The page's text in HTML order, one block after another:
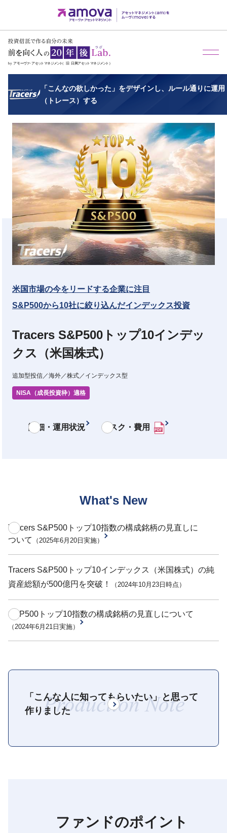
「こんなの欲しかった」をデザインし、ルール通りに運用
（トレース）する
米国市場の今をリードする企業に注目
S&P500から10社に絞り込んだインデックス投資
Tracers S&P500トップ10インデッ
クス（米国株式）
追加型投信／海外／株式／インデックス型
NISA（成長投資枠）適格
詳細・運用状況 リスク・費用
What's New
Tracers S&P500トップ10指数の構成銘柄の見直しに
ついて
（2025年6月20日実施）
Tracers S&P500トップ10インデックス（米国株式）の純
資産総額が500億円を突破！
（2024年10月23日時点）
S&P500トップ10指数の構成銘柄の見直しについて
（2024年6月21日実施）
「こんな人に知ってもらいたい」と思って
作りました
ファンドのポイント